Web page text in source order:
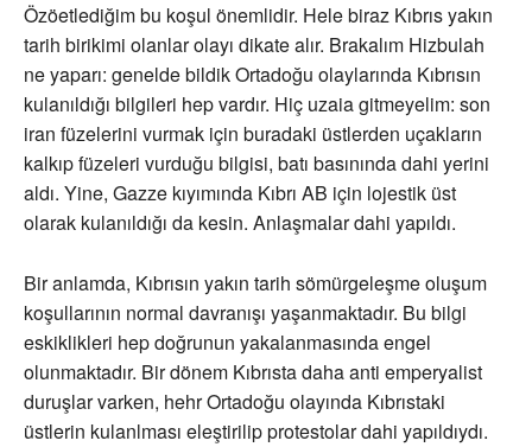
Özöetlediğim bu koşul önemlidir. Hele biraz Kıbrıs yakın
tarih birikimi olanlar olayı dikate alır. Brakalım Hizbulah
ne yaparı: genelde bildik Ortadoğu olaylarında Kıbrısın
kulanıldığı bilgileri hep vardır. Hiç uzaia gitmeyelim: son
iran füzelerini vurmak için buradaki üstlerden uçakların
kalkıp füzeleri vurduğu bilgisi, batı basınında dahi yerini
aldı. Yine, Gazze kıyımında Kıbrı AB için lojestik üst
olarak kulanıldığı da kesin. Anlaşmalar dahi yapıldı.
Bir anlamda, Kıbrısın yakın tarih sömürgeleşme oluşum
koşullarının normal davranışı yaşanmaktadır. Bu bilgi
eskiklikleri hep doğrunun yakalanmasında engel
olunmaktadır. Bir dönem Kıbrısta daha anti emperyalist
duruşlar varken, hehr Ortadoğu olayında Kıbrıstaki
üstlerin kulanlması eleştirilip protestolar dahi yapıldıydı.